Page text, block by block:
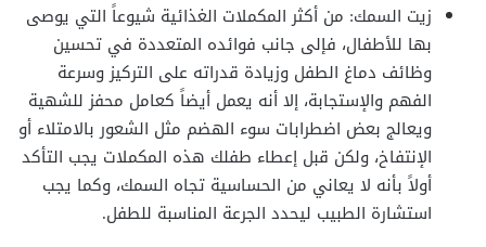
زيت السمك: من أكثر المكملات الغذائية شيوعاً التي يوصى
بها للأطفال، فإلى جانب فوائده المتعددة في تحسين
وظائف دماغ الطفل وزيادة قدراته على التركيز وسرعة
الفهم والإستجابة، إلا أنه يعمل أيضاً كعامل محفز للشهية
ويعالج بعض اضطرابات سوء الهضم مثل الشعور بالامتلاء أو
الإنتفاخ، ولكن قبل إعطاء طفلك هذه المكملات يجب التأكد
أولاً بأنه لا يعاني من الحساسية تجاه السمك، وكما يجب
استشارة الطبيب ليحدد الجرعة المناسبة للطفل.